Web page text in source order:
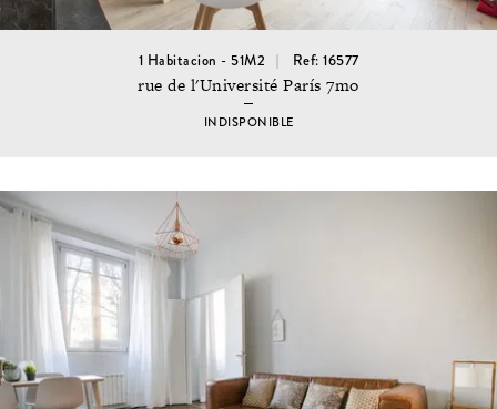
1 Habitacion - 51M2 Ref: 16577
rue de l'Université París 7mo
INDISPONIBLE